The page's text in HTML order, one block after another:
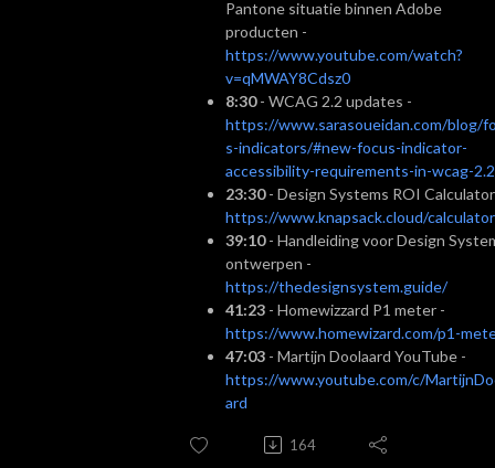
Pantone situatie binnen Adobe
producten -
https://www.youtube.com/watch?
v=qMWAY8Cdsz0
8:30- WCAG 2.2 updates -
https://www.sarasoueidan.com/blog/
s-indicators/#new-focus-indicator-
accessibility-requirements-in-wcag-2.2
23:30- Design Systems ROI
https://www.knapsack.cloud/calculator
39:10- Handleiding voor Design
ontwerpen -
https://thedesignsystem.guide/
41:23 - Homewizzard P1 meter -
https://www.homewizard.com/p1-
47:03 - Martijn Doolaard YouTube -
https://www.youtube.com/c/
ard
164